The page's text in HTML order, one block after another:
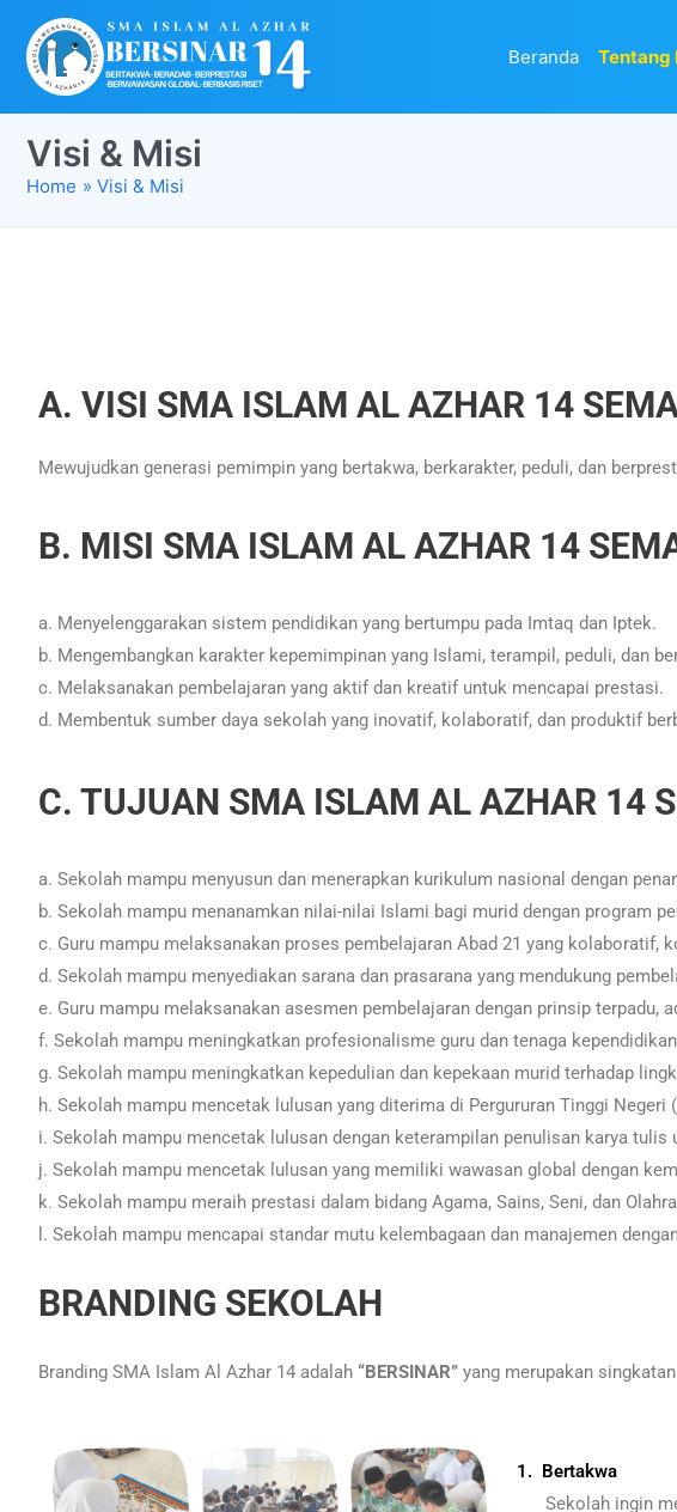
Beranda Tentang
Home Visi & Misi
Visi & Misi
A. VISI SMA ISLAM AL AZHAR 14
Mewujudkan generasi pemimpin yang bertakwa, berkarakter, peduli, dan
B. MISI SMA ISLAM AL AZHAR 14
a. Menyelenggarakan sistem pendidikan yang bertumpu pada Imtaq dan Iptek.
b. Mengembangkan karakter kepemimpinan yang Islami, terampil, peduli, dan
c. Melaksanakan pembelajaran yang aktif dan kreatif untuk mencapai prestasi.
d. Membentuk sumber daya sekolah yang inovatif, kolaboratif, dan produktif
C. TUJUAN SMA ISLAM AL AZHAR 14
a. Sekolah mampu menyusun dan menerapkan kurikulum nasional dengan
b. Sekolah mampu menanamkan nilai-nilai Islami bagi murid dengan program
c. Guru mampu melaksanakan proses pembelajaran Abad 21 yang
d. Sekolah mampu menyediakan sarana dan prasarana yang mendukung
e. Guru mampu melaksanakan asesmen pembelajaran dengan prinsip
f. Sekolah mampu meningkatkan profesionalisme guru dan tenaga
g. Sekolah mampu meningkatkan kepedulian dan kepekaan murid terhadap
h. Sekolah mampu mencetak lulusan yang diterima di Pergururan Tinggi
i. Sekolah mampu mencetak lulusan dengan keterampilan penulisan karya
j. Sekolah mampu mencetak lulusan yang memiliki wawasan global dengan
k. Sekolah mampu meraih prestasi dalam bidang Agama, Sains, Seni, dan
l. Sekolah mampu mencapai standar mutu kelembagaan dan manajemen
BRANDING SEKOLAH
Branding SMA Islam Al Azhar 14 adalah “BERSINAR” yang merupakan
1. Bertakwa
Sekolah ingin